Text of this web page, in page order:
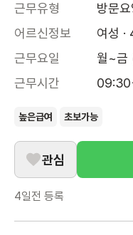
근무유형
방문
어르신정보
여성 ·
근무요일
월~금
근무시간
높은급여 초보가능
관심
4일전 등록